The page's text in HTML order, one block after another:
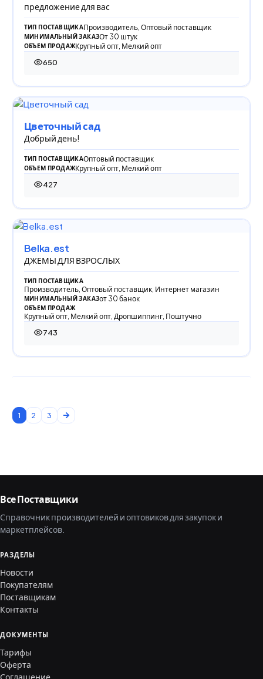
предложение для вас
ТИП ПОСТАВЩИКАПроизводитель, Оптовый поставщик
МИНИМАЛЬНЫЙ ЗАКАЗОт 30 штук
ОБЪЕМ ПРОДАЖКрупный опт, Мелкий опт
650
650 просмотров
Цветочный сад
Добрый день!
ТИП ПОСТАВЩИКАОптовый поставщик
ОБЪЕМ ПРОДАЖКрупный опт, Мелкий опт
427
427 просмотров
Belka.est
ДЖЕМЫ ДЛЯ ВЗРОСЛЫХ
ТИП ПОСТАВЩИКА
Производитель, Оптовый поставщик, Интернет магазин
МИНИМАЛЬНЫЙ ЗАКАЗот 30 банок
ОБЪЕМ ПРОДАЖ
Крупный опт, Мелкий опт, Дропшиппинг, Поштучно
743
743 просмотра
1 2 3
Все Поставщики
Справочник производителей и оптовиков для закупок и
маркетплейсов.
РАЗДЕЛЫ
Новости
Покупателям
Поставщикам
Контакты
ДОКУМЕНТЫ
Тарифы
Оферта